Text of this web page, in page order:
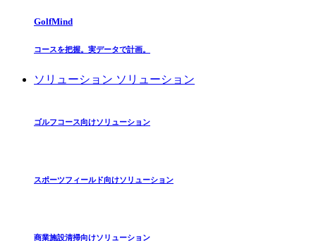
GolfMind
コースを把握。実データで計画。
ソリューション ソリューション
ゴルフコース向けソリューション
スポーツフィールド向けソリューション
商業施設清掃向けソリューション